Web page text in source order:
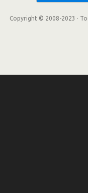
Copyright © 2008-2023 ·